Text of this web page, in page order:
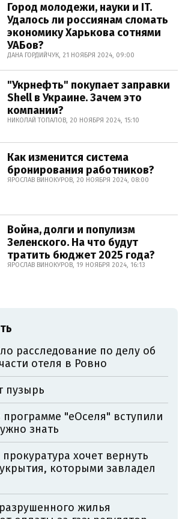
Город молодежи, науки и IT.
Удалось ли россиянам сломать
экономику Харькова сотнями
УАБов?
ДАНА ГОРДИЙЧУК, 21 НОЯБРЯ 2024, 09:00
"Укрнефть" покупает заправки
Shell в Украине. Зачем это
компании?
НИКОЛАЙ ТОПАЛОВ, 20 НОЯБРЯ 2024, 15:10
Как изменится система
бронирования работников?
ЯРОСЛАВ ВИНОКУРОВ, 20 НОЯБРЯ 2024, 08:00
Война, долги и популизм
Зеленского. На что будут
тратить бюджет 2025 года?
ЯРОСЛАВ ВИНОКУРОВ, 19 НОЯБРЯ 2024, 16:13
расследование по делу об
отеля в Ровно
пузырь
"еОселя" вступили
знать
хочет вернуть
укрытия, которыми завладел
жилья